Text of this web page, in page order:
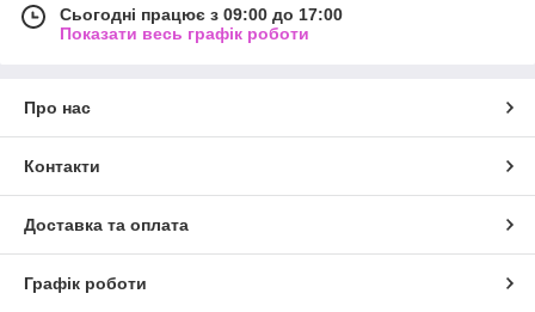
Сьогодні працює з 09:00 до 17:00
Показати весь графік роботи
Про нас
Контакти
Доставка та оплата
Графік роботи